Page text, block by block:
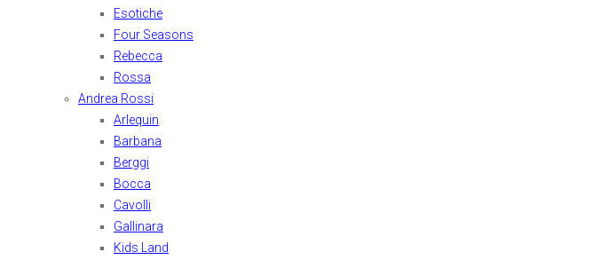
Esotiche
Four Seasons
Rebecca
Rossa
Andrea Rossi
Arlequin
Barbana
Berggi
Bocca
Cavolli
Gallinara
Kids Land